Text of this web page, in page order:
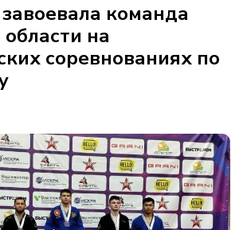
команда
на
соревнованиях по